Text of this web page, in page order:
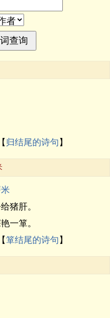
归结尾的诗句 】
猪肝。
一箪。
箪结尾的诗句 】